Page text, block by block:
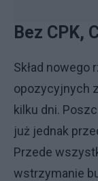
Bez CPK,
Skład nowego
opozycyjnych
kilku dni.
już jednak
Przede
wstrzymanie